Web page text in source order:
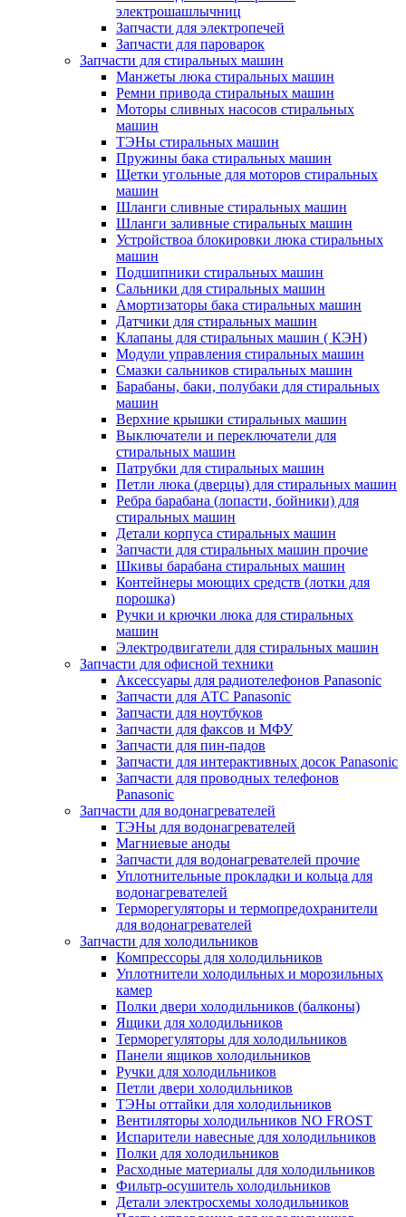
электрошашлычниц
Запчасти для электропечей
Запчасти для пароварок
Запчасти для стиральных машин
Манжеты люка стиральных машин
Ремни привода стиральных машин
Моторы сливных насосов стиральных
машин
ТЭНы стиральных машин
Пружины бака стиральных машин
Щетки угольные для моторов стиральных
машин
Шланги сливные стиральных машин
Шланги заливные стиральных машин
Устройствоа блокировки люка стиральных
машин
Подшипники стиральных машин
Сальники для стиральных машин
Амортизаторы бака стиральных машин
Датчики для стиральных машин
Клапаны для стиральных машин ( КЭН)
Модули управления стиральных машин
Смазки сальников стиральных машин
Барабаны, баки, полубаки для стиральных
машин
Верхние крышки стиральных машин
Выключатели и переключатели для
стиральных машин
Патрубки для стиральных машин
Петли люка (дверцы) для стиральных машин
Ребра барабана (лопасти, бойники) для
стиральных машин
Детали корпуса стиральных машин
Запчасти для стиральных машин прочие
Шкивы барабана стиральных машин
Контейнеры моющих средств (лотки для
порошка)
Ручки и крючки люка для стиральных
машин
Электродвигатели для стиральных машин
Запчасти для офисной техники
Аксессуары для радиотелефонов Panasonic
Запчасти для АТС Panasonic
Запчасти для ноутбуков
Запчасти для факсов и МФУ
Запчасти для пин-падов
Запчасти для интерактивных досок Panasonic
Запчасти для проводных телефонов
Panasonic
Запчасти для водонагревателей
ТЭНы для водонагревателей
Магниевые аноды
Запчасти для водонагревателей прочие
Уплотнительные прокладки и кольца для
водонагревателей
Терморегуляторы и термопредохранители
для водонагревателей
Запчасти для холодильников
Компрессоры для холодильников
Уплотнители холодильных и морозильных
камер
Полки двери холодильников (балконы)
Ящики для холодильников
Терморегуляторы для холодильников
Панели ящиков холодильников
Ручки для холодильников
Петли двери холодильников
ТЭНы оттайки для холодильников
Вентиляторы холодильников NO FROST
Испарители навесные для холодильников
Полки для холодильников
Расходные материалы для холодильников
Фильтр-осушитель холодильников
Детали электросхемы холодильников